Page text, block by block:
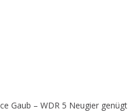
Gaub – WDR 5 Neugier genügt